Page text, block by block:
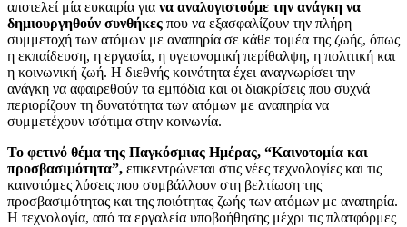
αποτελεί μία ευκαιρία για να αναλογιστούμε την ανάγκη να
δημιουργηθούν συνθήκες που να εξασφαλίζουν την πλήρη
συμμετοχή των ατόμων με αναπηρία σε κάθε τομέα της ζωής, όπως
η εκπαίδευση, η εργασία, η υγειονομική περίθαλψη, η πολιτική και
η κοινωνική ζωή. Η διεθνής κοινότητα έχει αναγνωρίσει την
ανάγκη να αφαιρεθούν τα εμπόδια και οι διακρίσεις που συχνά
περιορίζουν τη δυνατότητα των ατόμων με αναπηρία να
συμμετέχουν ισότιμα στην κοινωνία.
Το φετινό θέμα της Παγκόσμιας Ημέρας, “Καινοτομία και
προσβασιμότητα”, επικεντρώνεται στις νέες τεχνολογίες και τις
καινοτόμες λύσεις που συμβάλλουν στη βελτίωση της
προσβασιμότητας και της ποιότητας ζωής των ατόμων με αναπηρία.
Η τεχνολογία, από τα εργαλεία υποβοήθησης μέχρι τις πλατφόρμες